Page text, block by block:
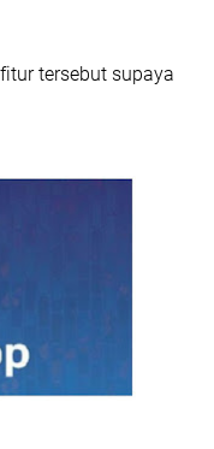
tersebut supaya